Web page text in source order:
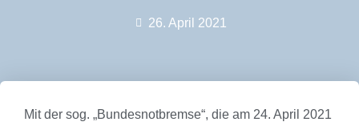
26. April 2021
Mit der sog. „Bundesnotbremse“, die am 24. April 2021